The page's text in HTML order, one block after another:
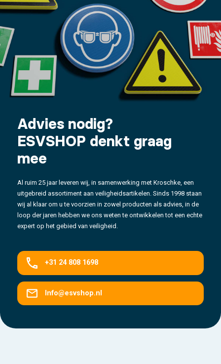
Advies nodig?
ESVSHOP denkt graag
mee
Al ruim 25 jaar leveren wij, in samenwerking met Kroschke, een
uitgebreid assortiment aan veiligheidsartikelen. Sinds 1998 staan
wij al klaar om u te voorzien in zowel producten als advies, in de
loop der jaren hebben we ons weten te ontwikkelen tot een echte
expert op het gebied van veiligheid.
+31 24 808 1698
Info@esvshop.nl